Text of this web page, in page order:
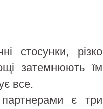
стосунки, різко
затемнюють їм
все.
є три